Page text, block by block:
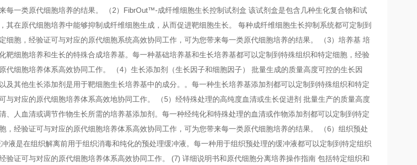
每一类原代细胞培养的结果。 （2）FibrOut™-成纤维细胞生长控制试剂盒 该试剂盒是包含几种生化复合物和试
其在原代细胞培养中能够抑制成纤维细胞生成，从而促进靶细胞生长。 每种成纤维细胞生长抑制系统都可定制到
细胞，经验证可与对应的原代细胞系统高效协同工作，可为您带来每一类原代细胞培养的结果。 （3）培养基 培
靶细胞培养和生长的特殊合成培养基。每一种基础培养基和生长培养基都可以定制到特殊组织和特定细胞，经验
代细胞培养体系高效协同工作。 （4）生长添加剂（生长因子和细胞因子） 批量生成的质量高度可控的生长因
及其他生长添加剂是用于靶细胞生长培养基中的成分。。每一种生长培养基添加剂都可以定制到特殊组织和特定
与对应的原代细胞培养体系高效地协同工作。 （5）经特殊处理的高纯度血清或生长促进剂 批量生产的质量高度
、人血清或调节作物生长所需的培养基添加剂。每一种经纯化和特殊处理的血清或作物添加剂都可以定制到特定
，经验证可与对应的原代细胞培养体系高效协同工作，可为您带来每一类原代细胞培养的结果。 （6）组织预处
液是在组织解离前用于组织消毒和纯化的预处理缓冲液。每一种用于组织预处理的缓冲液都可以定制到特定组织
验证可与对应的原代细胞培养体系高效协同工作。 (7) 详细说明书和原代细胞分离培养操作指南 包括特定组织和